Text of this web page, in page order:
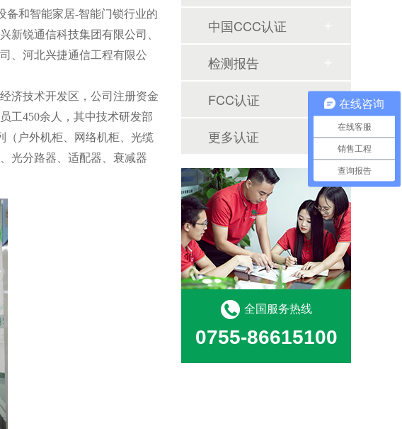
备和智能家居-智能门锁行业的
新锐通信科技集团有限公司、
、河北兴捷通信工程有限公
济技术开发区，公司注册资金
工450余人，其中技术研发部
（户外机柜、网络机柜、光缆
光分路器、适配器、衰减器
中国CCC认证
检测报告
FCC认证
更多认证
全国服务热线
0755-86615100
在线咨询
在线客服
销售工程
查询报告